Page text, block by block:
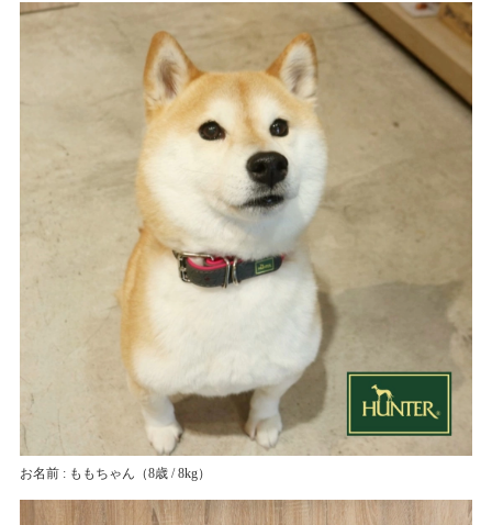
お名前 : ももちゃん （8歳 / 8kg）